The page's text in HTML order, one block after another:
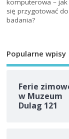
się przygotować do
badania?
Popularne wpisy
Ferie
w Muzeum
Dulag 121